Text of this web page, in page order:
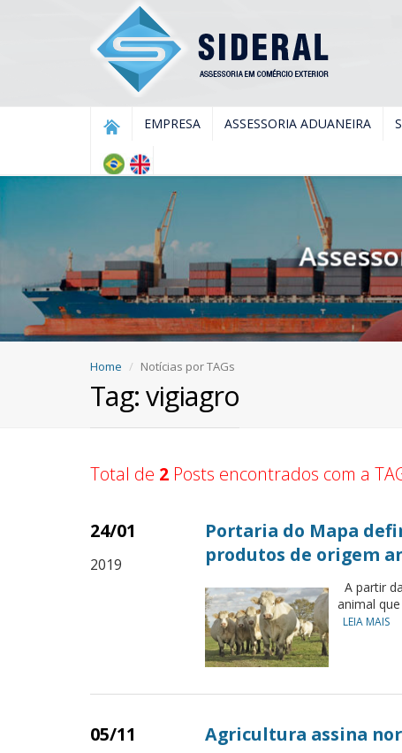
EMPRESA ASSESSORIA ADUANEIRA
Home Notícias por TAGs
Tag: vigiagro
Total de 2 Posts encontrados com a
24/01
2019
Portaria do Mapa
produtos de origem
A partir
animal
LEIA MAIS
05/11 Agricultura assina